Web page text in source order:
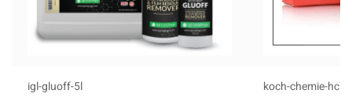
igl-gluoff-5l koch-chemie-hc76